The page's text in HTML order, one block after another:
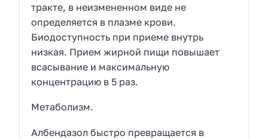
тракте, в неизмененном виде не
определяется в плазме крови.
Биодоступность при приеме внутрь
низкая. Прием жирной пищи повышает
всасывание и максимальную
концентрацию в 5 раз.
Метаболизм.
Албендазол быстро превращается в